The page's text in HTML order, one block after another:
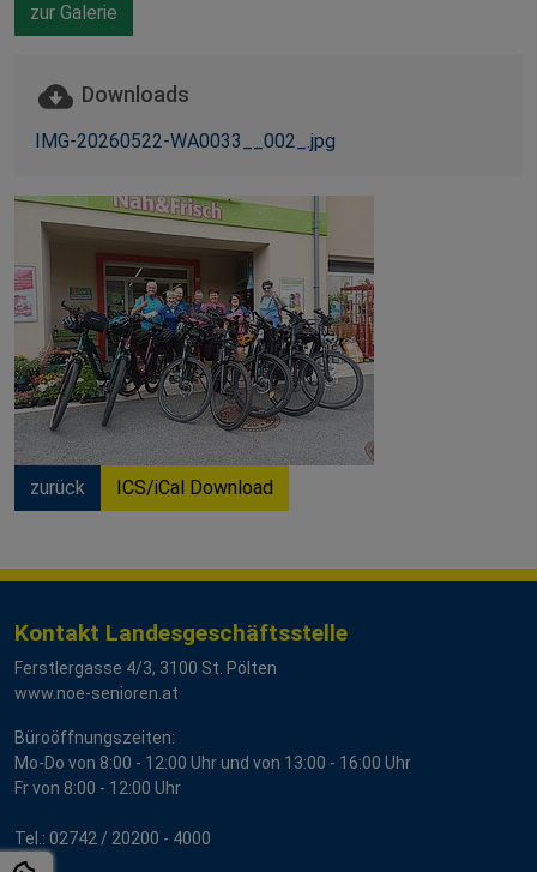
zur Galerie
Downloads
IMG-20260522-WA0033__002_.jpg
zurück ICS/iCal Download
Kontakt Landesgeschäftsstelle
Ferstlergasse 4/3, 3100 St. Pölten
www.noe-senioren.at
Büroöffnungszeiten:
Mo-Do von 8:00 - 12:00 Uhr und von 13:00 - 16:00 Uhr
Fr von 8:00 - 12:00 Uhr
Tel.: 02742 / 20200 - 4000